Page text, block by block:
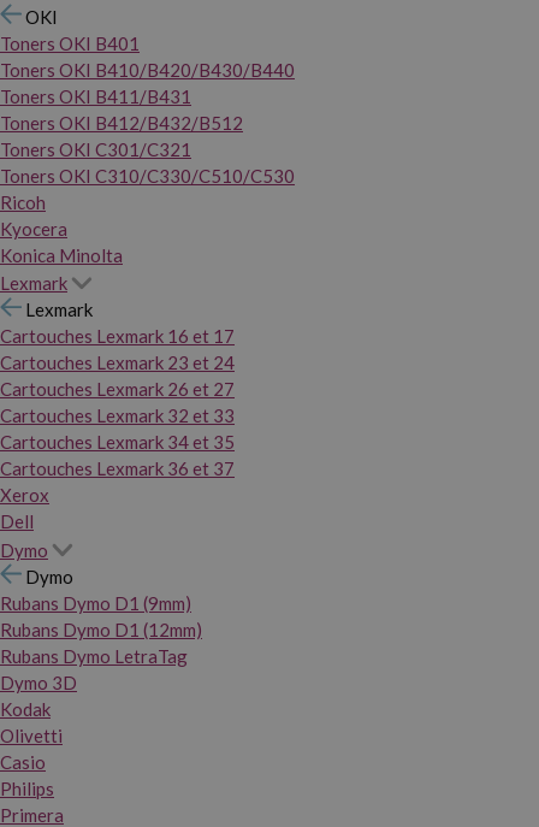
OKI
Toners OKI B401
Toners OKI B410/B420/B430/B440
Toners OKI B411/B431
Toners OKI B412/B432/B512
Toners OKI C301/C321
Toners OKI C310/C330/C510/C530
Ricoh
Kyocera
Konica Minolta
Lexmark
Lexmark
Cartouches Lexmark 16 et 17
Cartouches Lexmark 23 et 24
Cartouches Lexmark 26 et 27
Cartouches Lexmark 32 et 33
Cartouches Lexmark 34 et 35
Cartouches Lexmark 36 et 37
Xerox
Dell
Dymo
Dymo
Rubans Dymo D1 (9mm)
Rubans Dymo D1 (12mm)
Rubans Dymo LetraTag
Dymo 3D
Kodak
Olivetti
Casio
Philips
Primera